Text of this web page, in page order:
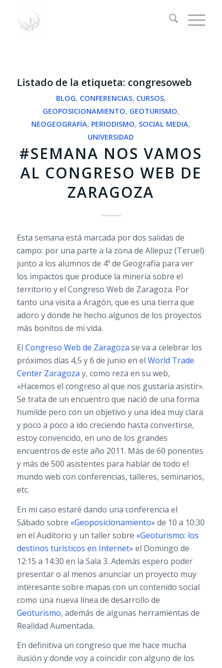
Listado de la etiqueta: congresoweb
BLOG, CONFERENCIAS, CURSOS,
GEOPOSICIONAMIENTO, GEOTURISMO,
NEOGEOGRAFÍA, PERIODISMO, SOCIAL MEDIA,
UNIVERSIDAD
#SEMANA NOS VAMOS
AL CONGRESO WEB DE
ZARAGOZA
Esta semana está marcada por dos salidas de
campo: por una parte a la zona de Allepuz (Teruel)
junto a los alumnos de 4º de Geografía para ver
los impactos que produce la minería sobre el
territorio y el Congreso Web de Zaragoza. Por
tanto una visita a Aragón, que es una tierra que
adoro y donde he hecho algunos de los proyectos
más bonitos de mi vida.
El Congreso Web de Zaragoza se va a celebrar los
próximos días 4,5 y 6 de junio en el World Trade
Center Zaragoza y, como reza en su web,
«Hacemos el congreso al que nos gustaría asistir».
Se trata de un encuentro que nació de una forma
humilde pero con un objetivo y una idea muy clara
y poco a poco a ido creciendo hasta convertirse,
estoy convencido, en uno de los grandes
encuentros de este año 2011. Más de 60 ponentes
y más de 500 asistentes para hablar de todo el
mundo web con conferencias, talleres, seminarios,
etc.
En mi caso estaré dando una conferencia el
Sábado sobre «Geoposicionamiento» de 10 a 10:30
en el Auditorio y un taller sobre «Geoturismo: los
destinos turísticos en Internet» el Domingo de
12:15 a 14:30 en la Sala 3. Además espero poder
presentar o al menos anunciar un proyecto muy
interesante sobre mapas con un contenido social
como una nueva línea de desarrollo de
Geoturismo, además de algunas herramientas de
Realidad Aumentada.
En definitiva un congreso que me hace mucha
ilusión y donde voy a coincidir con alguno de los